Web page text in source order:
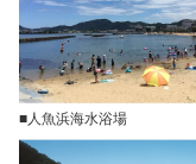
■人魚浜海水浴場